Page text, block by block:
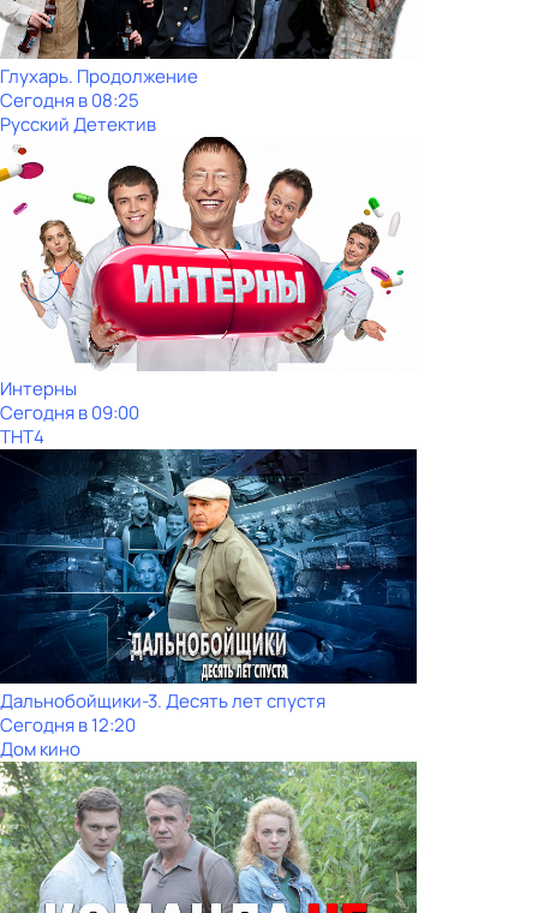
Глухарь. Продолжение
Сегодня в 08:25
Русский Детектив
Интерны
Сегодня в 09:00
ТНТ4
Дальнобойщики-3. Десять лет спустя
Сегодня в 12:20
Дом кино